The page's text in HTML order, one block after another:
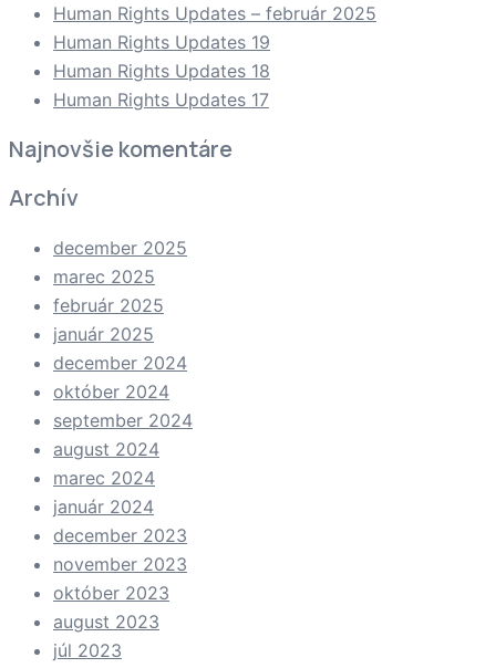
Human Rights Updates – február 2025
Human Rights Updates 19
Human Rights Updates 18
Human Rights Updates 17
Najnovšie komentáre
Archív
december 2025
marec 2025
február 2025
január 2025
december 2024
október 2024
september 2024
august 2024
marec 2024
január 2024
december 2023
november 2023
október 2023
august 2023
júl 2023